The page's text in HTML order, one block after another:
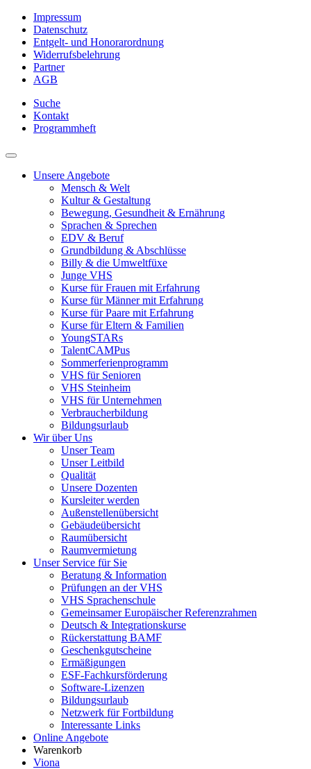
Impressum
Datenschutz
Entgelt- und Honorarordnung
Widerrufsbelehrung
Partner
AGB
Suche
Kontakt
Programmheft
Unsere Angebote
Mensch & Welt
Kultur & Gestaltung
Bewegung, Gesundheit & Ernährung
Sprachen & Sprechen
EDV & Beruf
Grundbildung & Abschlüsse
Billy & die Umweltfüxe
Junge VHS
Kurse für Frauen mit Erfahrung
Kurse für Männer mit Erfahrung
Kurse für Paare mit Erfahrung
Kurse für Eltern & Familien
YoungSTARs
TalentCAMPus
Sommerferienprogramm
VHS für Senioren
VHS Steinheim
VHS für Unternehmen
Verbraucherbildung
Bildungsurlaub
Wir über Uns
Unser Team
Unser Leitbild
Qualität
Unsere Dozenten
Kursleiter werden
Außenstellenübersicht
Gebäudeübersicht
Raumübersicht
Raumvermietung
Unser Service für Sie
Beratung & Information
Prüfungen an der VHS
VHS Sprachenschule
Gemeinsamer Europäischer Referenzrahmen
Deutsch & Integrationskurse
Rückerstattung BAMF
Geschenkgutscheine
Ermäßigungen
ESF-Fachkursförderung
Software-Lizenzen
Bildungsurlaub
Netzwerk für Fortbildung
Interessante Links
Online Angebote
Warenkorb
Viona